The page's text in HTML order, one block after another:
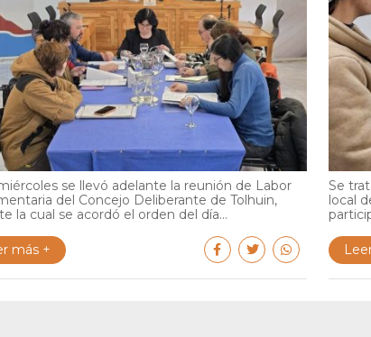
se llevó adelante la reunión de Labor
del Concejo Deliberante de Tolhuin,
la cual se acordó el orden del día...
más +
Se
local